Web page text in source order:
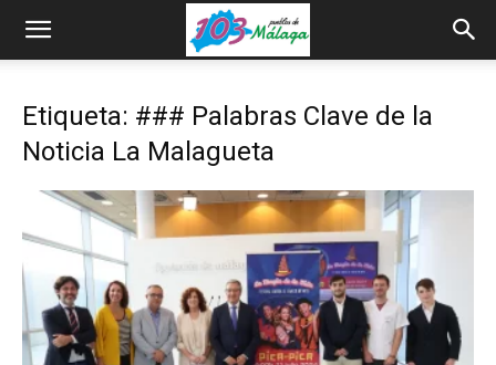
Etiqueta: ### Palabras Clave de la
Noticia La Malagueta